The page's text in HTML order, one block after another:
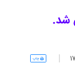
شد.
چاپ